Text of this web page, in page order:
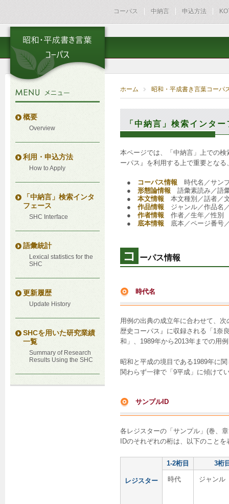
コーパス 中納言 申込方法
概要
Overview
利用・申込方法
How to Apply
「中納言」検索インタ
フェース
SHC Interface
語彙統計
Lexical statistics for the
SHC
更新履歴
Update History
SHCを用いた研究業績
一覧
Summary of Research
Results Using the SHC
ホーム 昭和・平成書き言葉コーパ
「中納言」検索インタ
本ページでは、「中納言」上での
ーパス』を利用する上で重要とな
● コーパス情報 時代名／サン
● 形態論情報 語彙素読み／語
● 本文情報 本文種別／話者／
● 作品情報 ジャンル／作品名
● 作者情報 作者／生年／性別
● 底本情報 底本／ページ番号
コ ーパス情報
時代名
用例の出典の成立年に合わせて、
歴史コーパス』に収録される「1奈
和」、1989年から2013年までの用
昭和と平成の境目である1989年に
関わらず一律で「9平成」に傾けて
サンプルID
各レジスターの「サンプル」(巻、
IDのそれぞれの桁は、以下のこと
レジスター
1-2桁目 3桁
時代 ジャンル